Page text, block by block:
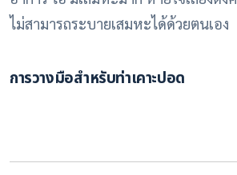
ไม่สามารถระบายเสมหะได้ด้วยตนเอง
การวางมือสำหรับท่าเคาะปอด